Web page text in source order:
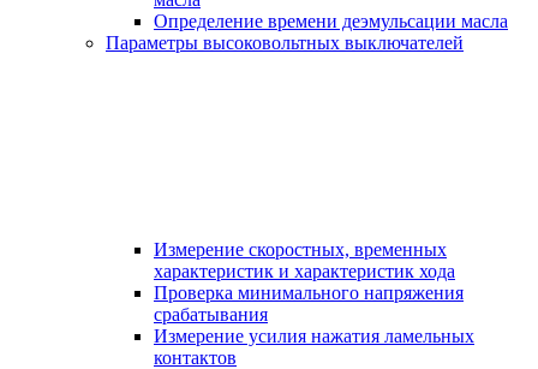
Определение времени деэмульсации масла
Параметры высоковольтных выключателей
Измерение скоростных, временных
характеристик и характеристик хода
Проверка минимального напряжения
срабатывания
Измерение усилия нажатия ламельных
контактов